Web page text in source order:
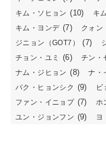
キム・ソヒョン (10) キ
キム・ヨンデ (7) クォン
ジニョン（GOT7） (7)
チョン・ユミ (6) チン・
ナム・ジヒョン (8) ナ・
パク・ヒョンシク (9) ビ
ファン・イニョプ (7) ホ
ユン・ジョンフン (9) ヨ